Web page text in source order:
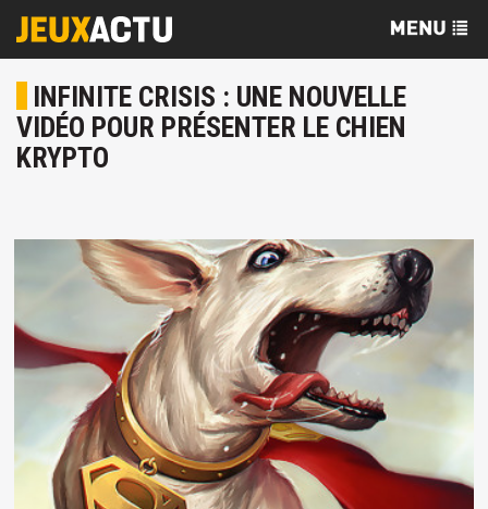
INFINITE CRISIS : UNE NOUVELLE
VIDÉO POUR PRÉSENTER LE CHIEN
KRYPTO